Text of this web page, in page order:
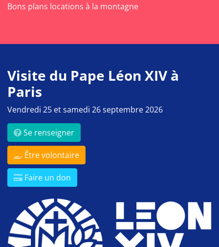
Bons plans locations à la montagne
Visite du Pape Léon XIV à
Paris
Vendredi 25 et samedi 26 septembre 2026
Se renseigner
Être volontaire
Faire un don